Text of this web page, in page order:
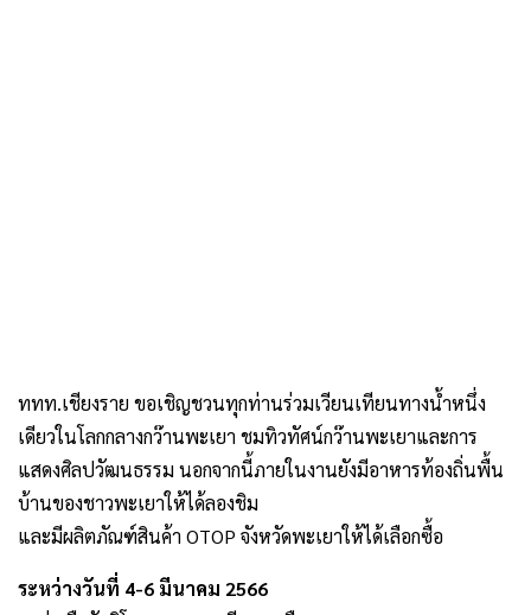
ททท.เชียงราย ขอเชิญชวนทุกท่านร่วมเวียนเทียนทางน้ำหนึ่ง
เดียวในโลกกลางกว๊านพะเยา ชมทิวทัศน์กว๊านพะเยาและการ
แสดงศิลปวัฒนธรรม นอกจากนี้ภายในงานยังมีอาหารท้องถิ่นพื้น
บ้านของชาวพะเยาให้ได้ลองชิม
และมีผลิตภัณฑ์สินค้า OTOP จังหวัดพะเยาให้ได้เลือกซื้อ
ระหว่างวันที่ 4-6 มีนาคม 2566